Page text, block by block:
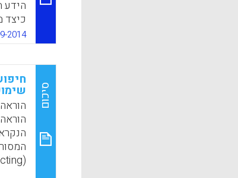
הידע
כיצד
כיצד
בעלי
L.).
2014
סיכום